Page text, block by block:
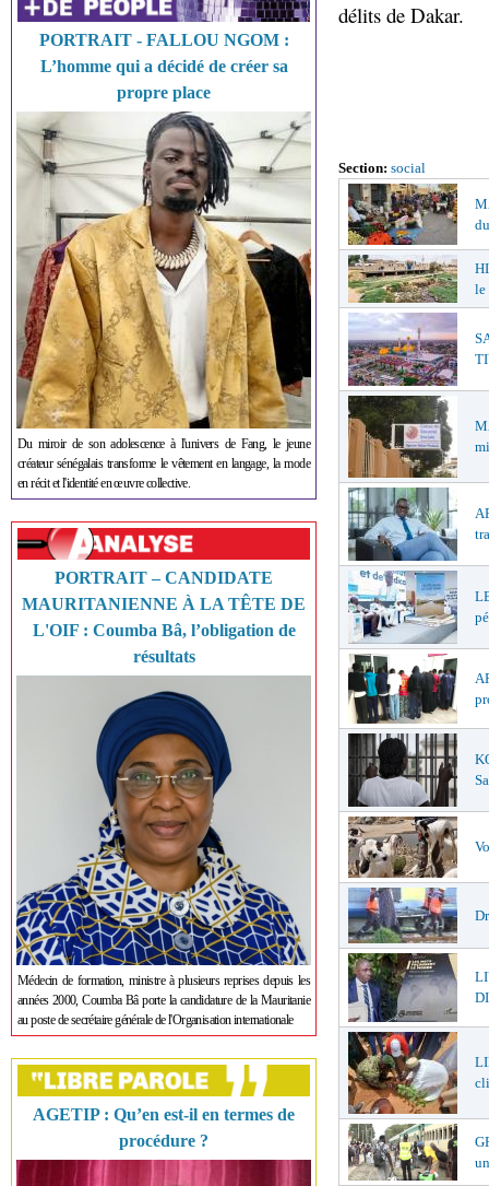
PORTRAIT - FALLOU NGOM :
L’homme qui a décidé de créer sa
propre place
Du miroir de son adolescence à l'univers de Fang, le jeune
créateur sénégalais transforme le vêtement en langage, la mode
en récit et l'identité en œuvre collective.
PORTRAIT – CANDIDATE
MAURITANIENNE À LA TÊTE DE
L'OIF : Coumba Bâ, l’obligation de
résultats
Médecin de formation, ministre à plusieurs reprises depuis les
années 2000, Coumba Bâ porte la candidature de la Mauritanie
au poste de secrétaire générale de l'Organisation internationale
AGETIP : Qu’en est-il en termes de
procédure ?
délits de Dakar.
Section: social
le